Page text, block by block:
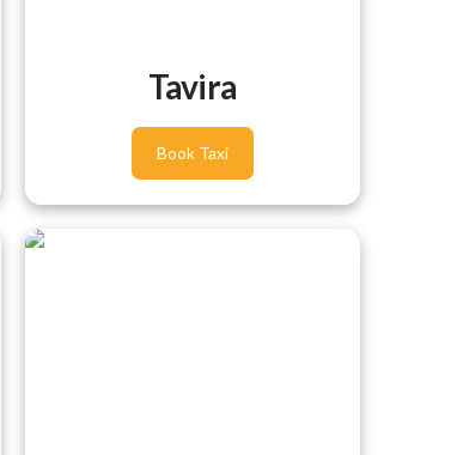
Tavira
Book Taxi